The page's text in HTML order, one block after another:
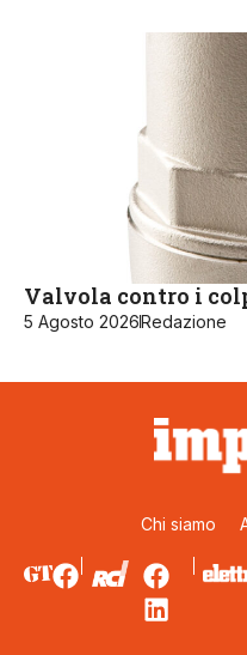
Valvola contro i
5 Agosto 2026Redazione
Chi siamo